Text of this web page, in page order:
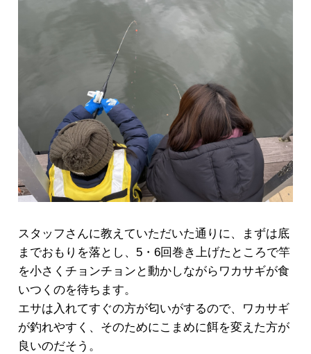
スタッフさんに教えていただいた通りに、まずは底
までおもりを落とし、5・6回巻き上げたところで竿
を小さくチョンチョンと動かしながらワカサギが食
いつくのを待ちます。
エサは入れてすぐの方が匂いがするので、ワカサギ
が釣れやすく、そのためにこまめに餌を変えた方が
良いのだそう。